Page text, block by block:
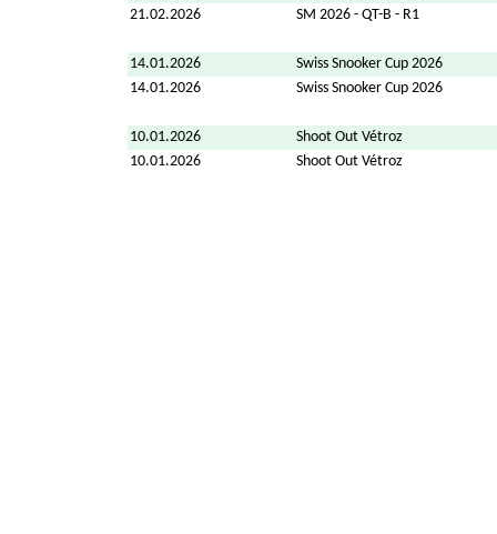
21.02.2026
SM 2026 - QT-B - R1
14.01.2026
Swiss Snooker Cup 2026
14.01.2026
Swiss Snooker Cup 2026
10.01.2026
Shoot Out Vétroz
10.01.2026
Shoot Out Vétroz